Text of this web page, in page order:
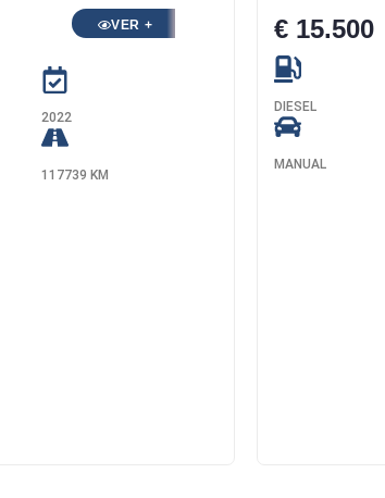
VER +
2022
117739 KM
€ 15.500
DIESEL
MANUAL